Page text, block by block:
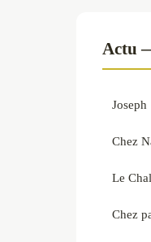
Actu
Joseph
Chez
Le
Chez